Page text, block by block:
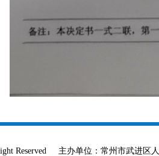
Reserved 主办单位：常州市武进